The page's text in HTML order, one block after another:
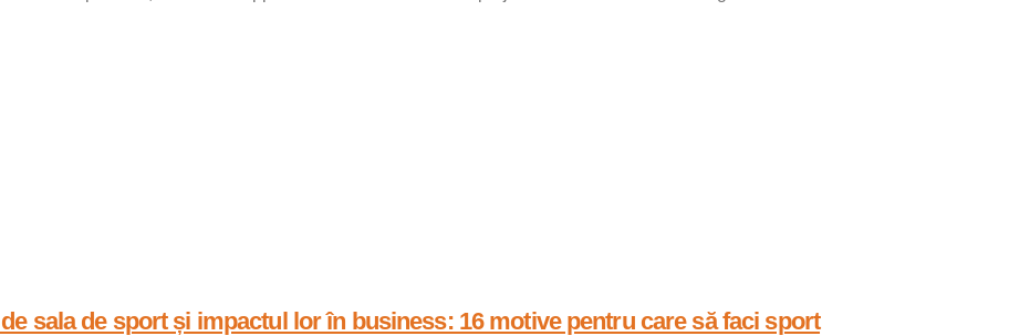
sala de sport și impactul lor în business: 16 motive pentru care să faci sport